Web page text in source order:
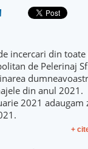
incercari din
de Pelerinaj
din anul 2021.
2021 adaugam
+